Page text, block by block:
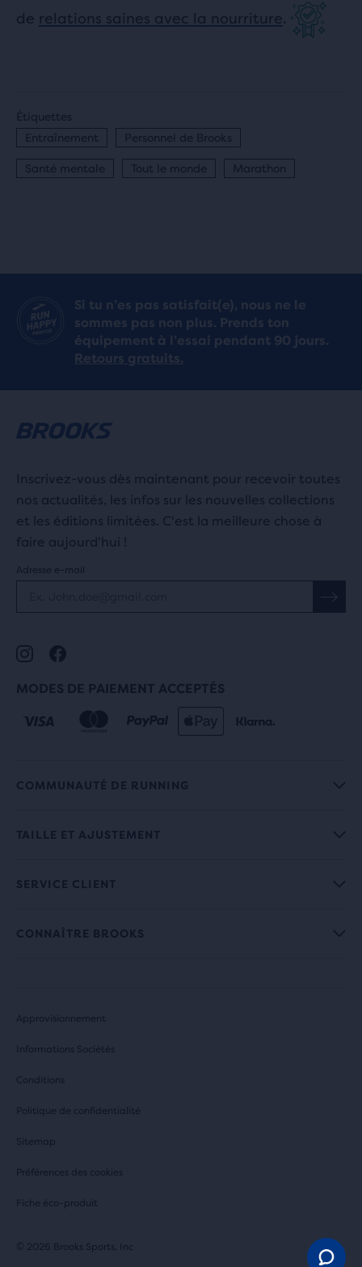
de relations saines avec la nourriture.
Étiquettes
Entraînement
Personnel de Brooks
Santé mentale Tout le monde Marathon
Si tu n’es pas satisfait(e), nous ne le
sommes pas non plus. Prends ton
équipement à l’essai pendant 90 jours.
Retours gratuits.
Inscrivez-vous dès maintenant pour recevoir toutes
nos actualités, les infos sur les nouvelles collections
et les éditions limitées. C'est la meilleure chose à
faire aujourd'hui !
Adresse e-mail
MODES DE PAIEMENT ACCEPTÉS
COMMUNAUTÉ DE RUNNING
TAILLE ET AJUSTEMENT
SERVICE CLIENT
CONNAÎTRE BROOKS
Approvisionnement
Informations Sociétés
Conditions
Politique de confidentialité
Sitemap
Préférences des cookies
Fiche éco-produit
© 2026 Brooks Sports, Inc